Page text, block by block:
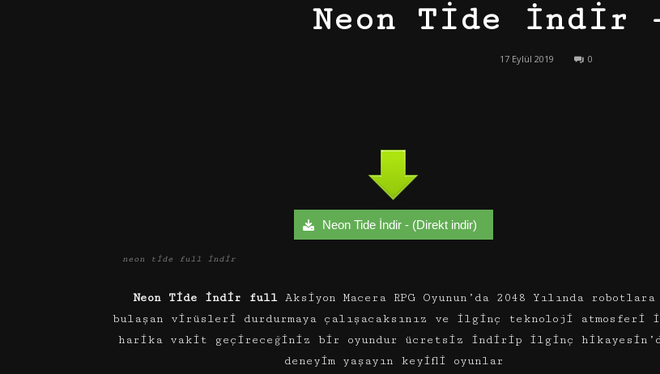
Neon Tide İndir
17 Eylül 2019 0
Neon Tide İndir - (Direkt indir)
neon tide full indir
Neon Tide indir fullAksiyon Macera RPG Oyunun’da 2048 Yılında robotlara
bulaşan virüsleri durdurmaya çalışacaksınız ve ilginç teknoloji atmosferi
harika vakit geçireceğiniz bir oyundur ücretsiz indirip ilginç
deneyim yaşayın keyifli oyunlar